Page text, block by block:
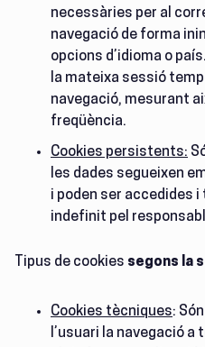
necessàries per al
navegació de forma
opcions d’idioma o
la mateixa sessió
navegació, mesurant
freqüència.
Cookies persistents:
les dades segueixen
i poden ser accedides
indefinit pel
Tipus de cookies segons la
Cookies tècniques:
l’usuari la navegació a